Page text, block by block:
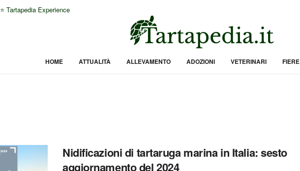
⭐ Tartapedia Experience
HOME ATTUALITÀ ALLEVAMENTO ADOZIONI VETERINARI FIERE
Nidificazioni di tartaruga marina in Italia: sesto
aggiornamento del 2024